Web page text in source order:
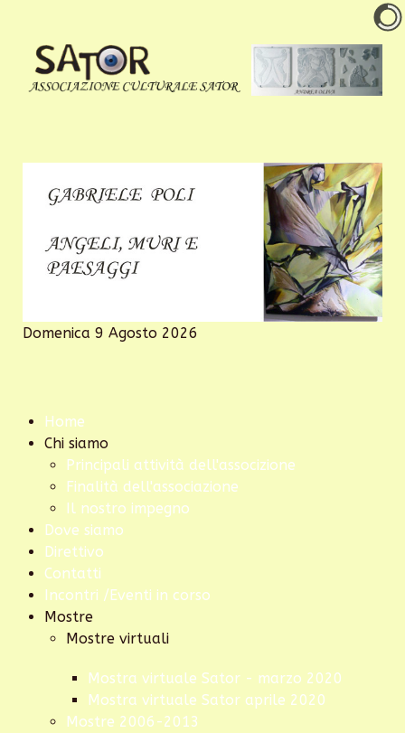
Domenica 9 Agosto 2026
Home
Chi siamo
Principali attività dell'associzione
Finalità dell'associazione
Il nostro impegno
Dove siamo
Direttivo
Contatti
Incontri /Eventi in corso
Mostre
Mostre virtuali
Mostra virtuale Sator - marzo 2020
Mostra virtuale Sator aprile 2020
Mostre 2006-2013